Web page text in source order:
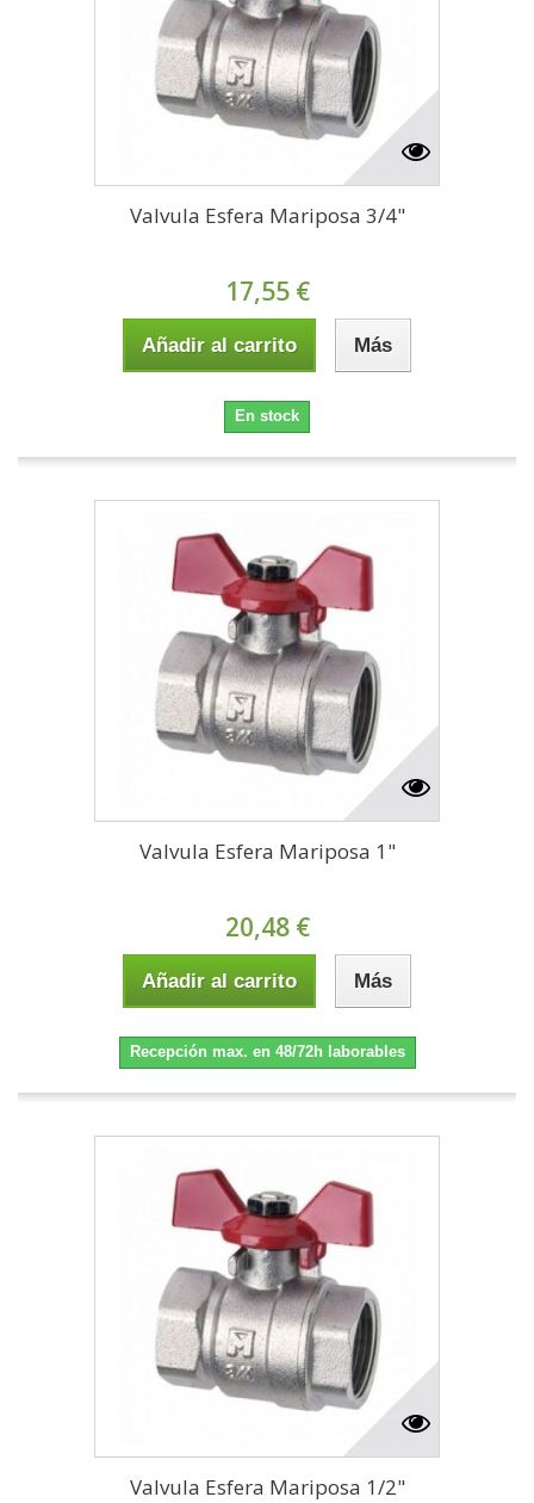
Valvula Esfera Mariposa 3/4"
17,55 €
Añadir al carrito Más
En stock
Valvula Esfera Mariposa 1"
20,48 €
Añadir al carrito Más
Recepción max. en 48/72h laborables
Valvula Esfera Mariposa 1/2"